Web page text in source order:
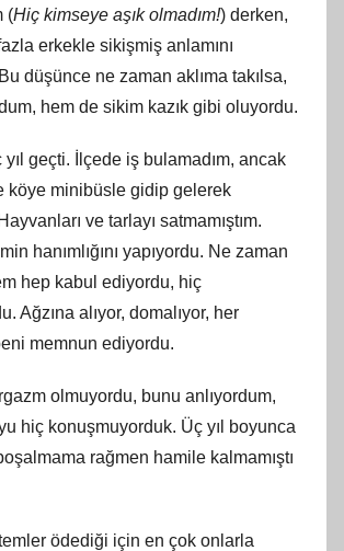
(Hiç kimseye aşık olmadım!) derken,
erkekle sikişmiş anlamını
Bu düşünce ne zaman aklıma takılsa,
hem de sikim kazık gibi oluyordu.
geçti. İlçede iş bulamadım, ancak
köye minibüsle gidip gelerek
ve tarlayı satmamıştım.
hanımlığını yapıyordu. Ne zaman
hep kabul ediyordu, hiç
Ağzına alıyor, domalıyor, her
memnun ediyordu.
olmuyordu, bunu anlıyordum,
hiç konuşmuyorduk. Üç yıl boyunca
rağmen hamile kalmamıştı
ödediği için en çok onlarla